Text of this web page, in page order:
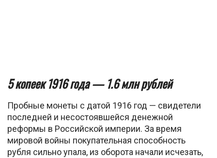
5 копеек 1916 года — 1.6 млн рублей
Пробные монеты с датой 1916 год — свидетели
последней и несостоявшейся денежной
реформы в Российской империи. За время
мировой войны покупательная способность
рубля сильно упала, из оборота начали исчезать,